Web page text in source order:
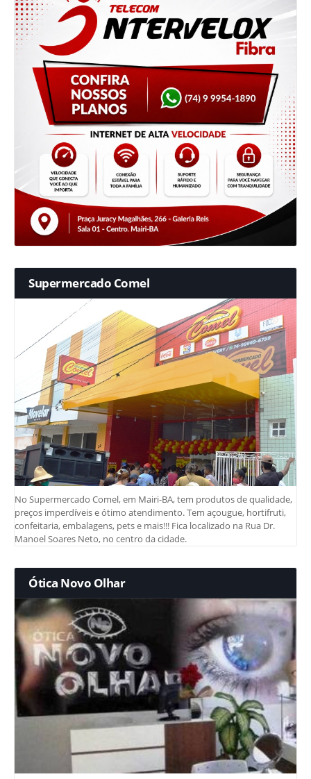
Supermercado Comel
No Supermercado Comel, em Mairi-BA, tem produtos de qualidade,
preços imperdíveis e ótimo atendimento. Tem açougue, hortifruti,
confeitaria, embalagens, pets e mais!!! Fica localizado na Rua Dr.
Manoel Soares Neto, no centro da cidade.
Ótica Novo Olhar